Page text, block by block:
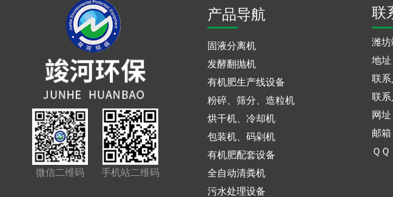
微信二维码 手机站二维码
产品导航
固液分离机
发酵翻抛机
有机肥生产线设备
粉碎、筛分、造粒机
烘干机、冷却机
包装机、码剁机
有机肥配套设备
全自动清粪机
污水处理设备
联
潍
地
联
联
网
邮
Ｑ